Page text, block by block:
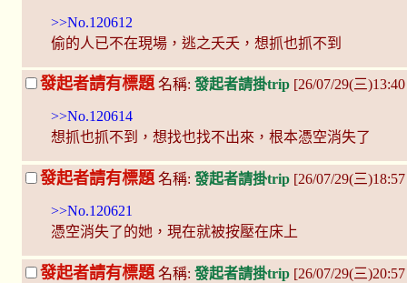
>>No.120612
偷的人已不在現場，逃之夭夭，想抓也抓不到
發起者請有標題 名稱: 發起者請掛trip [26/07/29(三
>>No.120614
想抓也抓不到，想找也找不出來，根本憑空消失了
發起者請有標題 名稱: 發起者請掛trip [26/07/29(三
>>No.120621
憑空消失了的她，現在就被按壓在床上
發起者請有標題 名稱: 發起者請掛trip [26/07/29(三